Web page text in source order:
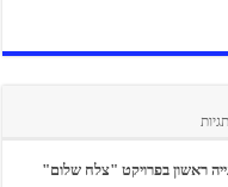
תגיות
ראשון בפרויקט "צלח שלום"